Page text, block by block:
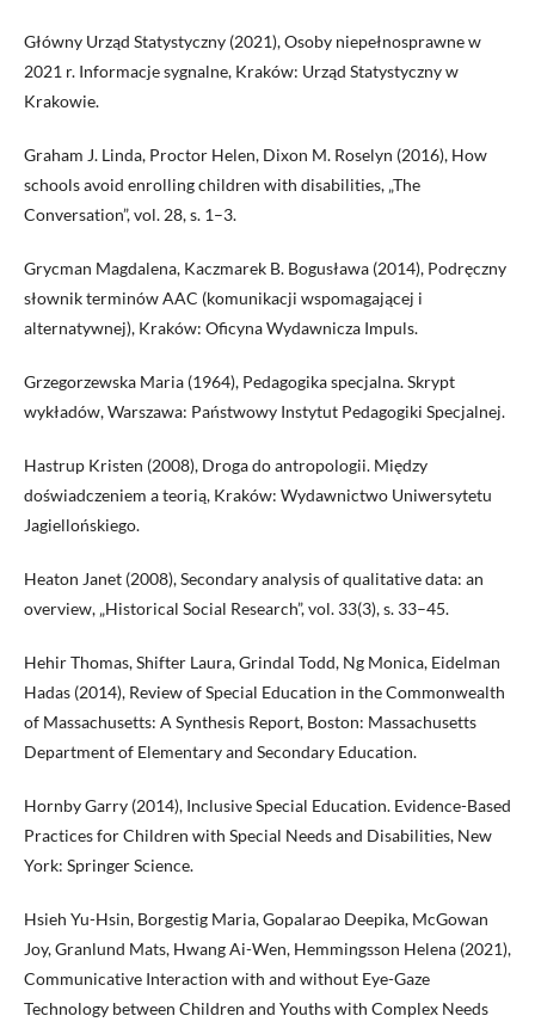
Główny Urząd Statystyczny (2021), Osoby niepełnosprawne w
2021 r. Informacje sygnalne, Kraków: Urząd Statystyczny w
Krakowie.
Graham J. Linda, Proctor Helen, Dixon M. Roselyn (2016), How
schools avoid enrolling children with disabilities, „The
Conversation”, vol. 28, s. 1–3.
Grycman Magdalena, Kaczmarek B. Bogusława (2014), Podręczny
słownik terminów AAC (komunikacji wspomagającej i
alternatywnej), Kraków: Oficyna Wydawnicza Impuls.
Grzegorzewska Maria (1964), Pedagogika specjalna. Skrypt
wykładów, Warszawa: Państwowy Instytut Pedagogiki Specjalnej.
Hastrup Kristen (2008), Droga do antropologii. Między
doświadczeniem a teorią, Kraków: Wydawnictwo Uniwersytetu
Jagiellońskiego.
Heaton Janet (2008), Secondary analysis of qualitative data: an
overview, „Historical Social Research”, vol. 33(3), s. 33–45.
Hehir Thomas, Shifter Laura, Grindal Todd, Ng Monica, Eidelman
Hadas (2014), Review of Special Education in the Commonwealth
of Massachusetts: A Synthesis Report, Boston: Massachusetts
Department of Elementary and Secondary Education.
Hornby Garry (2014), Inclusive Special Education. Evidence-Based
Practices for Children with Special Needs and Disabilities, New
York: Springer Science.
Hsieh Yu-Hsin, Borgestig Maria, Gopalarao Deepika, McGowan
Joy, Granlund Mats, Hwang Ai-Wen, Hemmingsson Helena (2021),
Communicative Interaction with and without Eye-Gaze
Technology between Children and Youths with Complex Needs